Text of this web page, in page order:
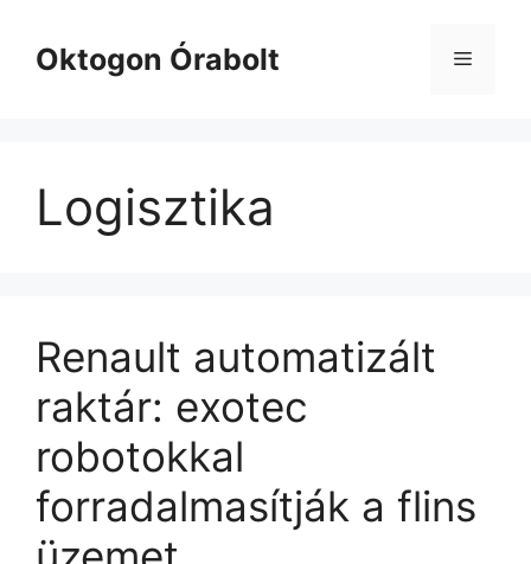
tartalomba
Oktogon Órabolt Menü
Logisztika
Renault automatizált
raktár: exotec
robotokkal
forradalmasítják a flins